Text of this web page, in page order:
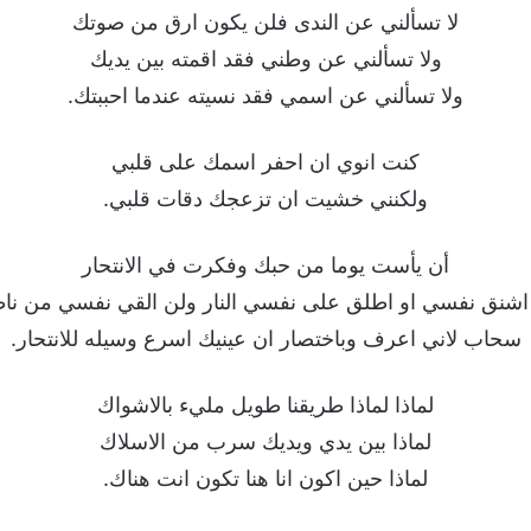
لا تسألني عن الندى فلن يكون ارق من صوتك
ولا تسألني عن وطني فقد اقمته بين يديك
ولا تسألني عن اسمي فقد نسيته عندما احببتك.
كنت انوي ان احفر اسمك على قلبي
ولكنني خشيت ان تزعجك دقات قلبي.
أن يأست يوما من حبك وفكرت في الانتحار
نفسي او اطلق على نفسي النار ولن القي نفسي من
سحاب لاني اعرف وباختصار ان عينيك اسرع وسيله للانتحار.
لماذا لماذا طريقنا طويل مليء بالاشواك
لماذا بين يدي ويديك سرب من الاسلاك
لماذا حين اكون انا هنا تكون انت هناك.